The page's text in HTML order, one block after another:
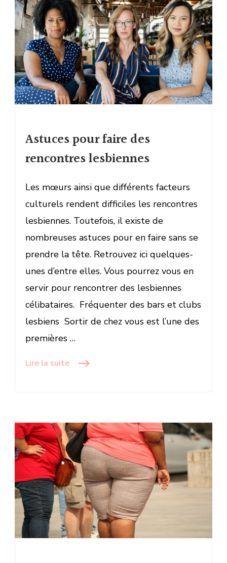
Astuces pour faire des
rencontres lesbiennes
Les mœurs ainsi que différents facteurs
culturels rendent difficiles les rencontres
lesbiennes. Toutefois, il existe de
nombreuses astuces pour en faire sans se
prendre la tête. Retrouvez ici quelques-
unes d’entre elles. Vous pourrez vous en
servir pour rencontrer des lesbiennes
célibataires. Fréquenter des bars et clubs
lesbiens Sortir de chez vous est l’une des
premières …
Lire la suite